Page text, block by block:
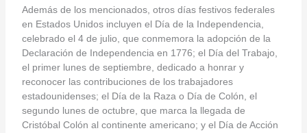
​Además de los mencionados, otros días festivos federales
en Estados Unidos incluyen el Día de la Independencia,
celebrado el 4 de julio, que conmemora la adopción de la
Declaración de Independencia en 1776; el Día del Trabajo,
el primer lunes de septiembre, dedicado a honrar y
reconocer las contribuciones de los trabajadores
estadounidenses; el Día de la Raza o Día de Colón, el
segundo lunes de octubre, que marca la llegada de
Cristóbal Colón al continente americano; y el Día de Acción